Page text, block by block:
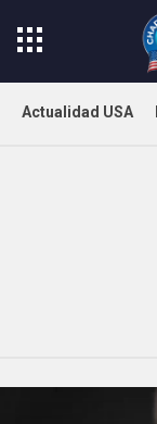
Actualidad USA